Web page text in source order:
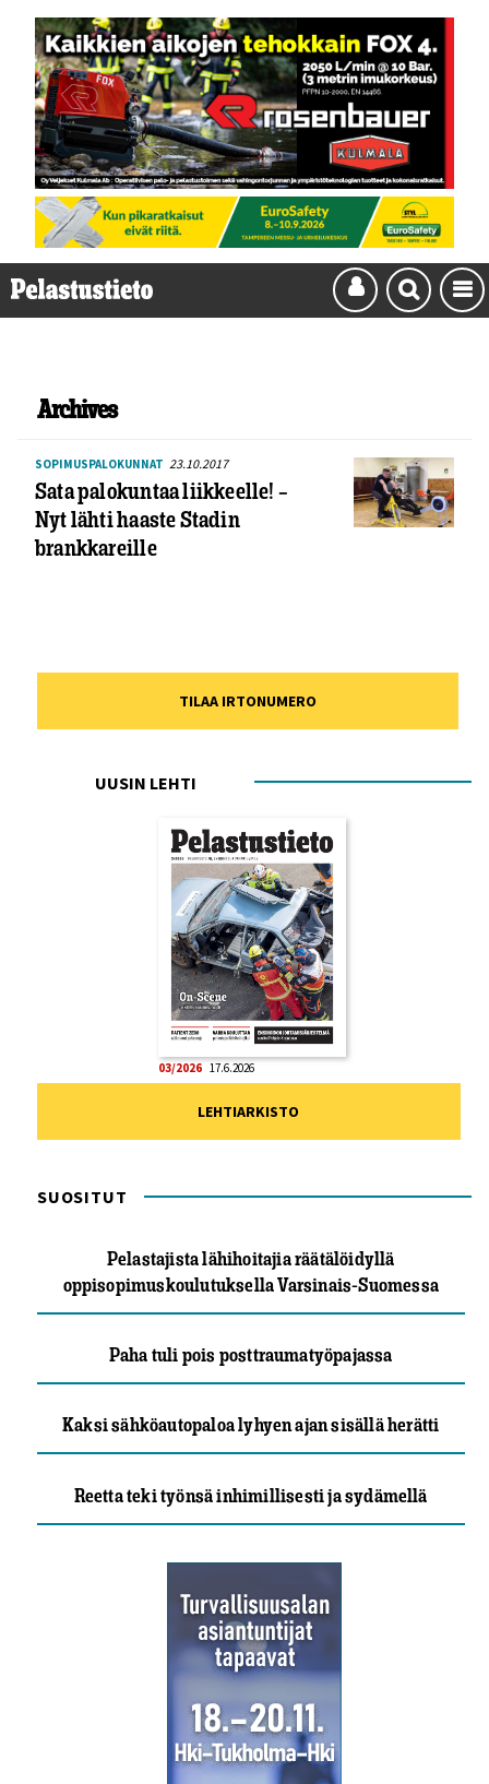
Archives
SOPIMUSPALOKUNNAT 23.10.2017
Sata palokuntaa liikkeelle! –
Nyt lähti haaste Stadin
brankkareille
TILAA IRTONUMERO
UUSIN LEHTI
03/2026 17.6.2026
LEHTIARKISTO
SUOSITUT
Pelastajista lähihoitajia räätälöidyllä
oppisopimuskoulutuksella Varsinais-Suomessa
Paha tuli pois posttraumatyöpajassa
Kaksi sähköautopaloa lyhyen ajan sisällä herätti
Reetta teki työnsä inhimillisesti ja sydämellä